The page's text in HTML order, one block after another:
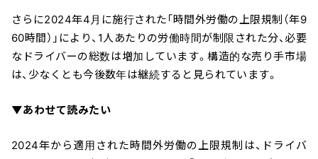
さらに2024年4月に施行された「時間外労働の上限規制（年9
60時間）」により、1人あたりの労働時間が制限された分、必要
なドライバーの総数は増加しています。構造的な売り手市場
は、少なくとも今後数年は継続すると見られています。
▼あわせて読みたい
2024年から適用された時間外労働の上限規制は、ドライバ